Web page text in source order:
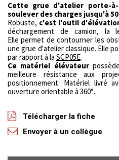
Cette grue d'atelier porte-
soulever des charges jusqu'à
Robuste, c'est l'outil
déchargement de camion, la
Elle permet de contourner les
une grue d'atelier classique. Elle
par rapport à la SCP05E.
Ce matériel élévateur
meilleure résistance aux
positionnement. Matériel livré
ouverture orientable à 360°.
Télécharger la fiche
Envoyer à un collègue